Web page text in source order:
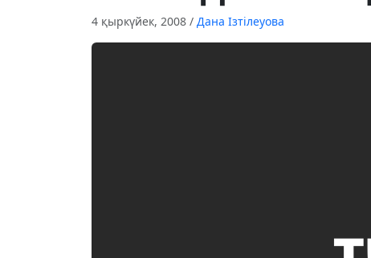
4 қыркүйек, 2008 / Дана Ізтілеуова